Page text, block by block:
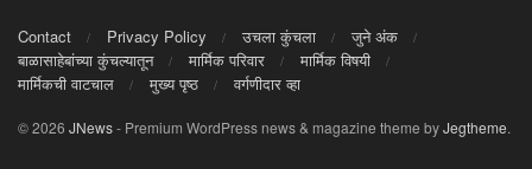
Contact Privacy Policy उचला कुंचला
जुने अंक
बाळासाहेबांच्या कुंचल्यातून
मार्मिक परिवार
मार्मिक विषयी
मार्मिकची वाटचाल
मुख्य पृष्ठ वर्गणीदार व्हा
© 2026 JNews- Premium WordPress news & magazine theme byJegtheme.